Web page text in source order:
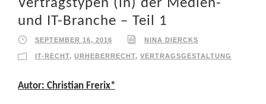
Vertragstypen (in) der Medien-
und IT-Branche – Teil 1
SEPTEMBER 16, 2016 NINA DIERCKS
IT-RECHT, URHEBERRECHT, VERTRAGSGESTALTUNG
Autor: Christian Frerix*